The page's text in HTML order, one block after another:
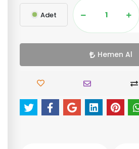
Adet
Hemen Al